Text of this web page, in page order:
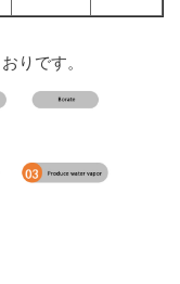
りです。